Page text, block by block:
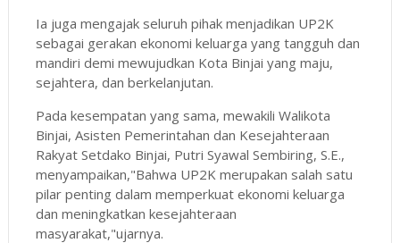
Ia juga mengajak seluruh pihak menjadikan UP2K
sebagai gerakan ekonomi keluarga yang tangguh dan
mandiri demi mewujudkan Kota Binjai yang maju,
sejahtera, dan berkelanjutan.
Pada kesempatan yang sama, mewakili Walikota
Binjai, Asisten Pemerintahan dan Kesejahteraan
Rakyat Setdako Binjai, Putri Syawal Sembiring, S.E.,
menyampaikan,"Bahwa UP2K merupakan salah satu
pilar penting dalam memperkuat ekonomi keluarga
dan meningkatkan kesejahteraan
masyarakat,"ujarnya.